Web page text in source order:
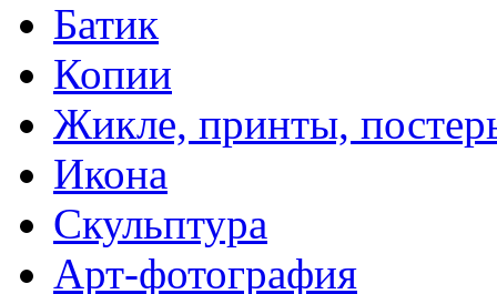
Батик
Копии
Жикле, принты,
Икона
Скульптура
Арт-фотография